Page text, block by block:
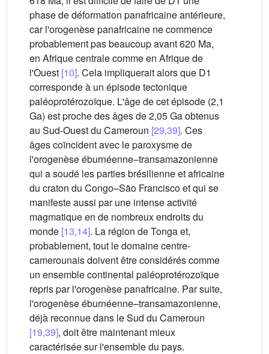
phase de déformation panafricaine antérieure,
car l'orogenèse panafricaine ne commence
probablement pas beaucoup avant 620 Ma,
en Afrique centrale comme en Afrique de
l'Ouest [10]. Cela impliquerait alors que D1
corresponde à un épisode tectonique
paléoprotérozoïque. L'âge de cet épisode (2,1
Ga) est proche des âges de 2,05 Ga obtenus
au Sud-Ouest du Cameroun [29,39]. Ces
âges coïncident avec le paroxysme de
l'orogenèse éburnéenne–transamazonienne
qui a soudé les parties brésilienne et africaine
du craton du Congo–São Francisco et qui se
manifeste aussi par une intense activité
magmatique en de nombreux endroits du
monde [13,14]. La région de Tonga et,
probablement, tout le domaine centre-
camerounais doivent être considérés comme
un ensemble continental paléoprotérozoïque
repris par l'orogenèse panafricaine. Par suite,
l'orogenèse éburnéenne–transamazonienne,
déjà reconnue dans le Sud du Cameroun
[19,39], doit être maintenant mieux
caractérisée sur l'ensemble du pays.